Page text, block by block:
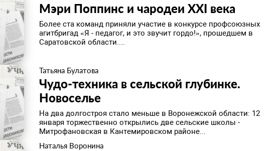
Мэри Поппинс и чародеи ХХI века
​Более ста команд приняли участие в конкурсе профсоюзных
агитбригад «Я - педагог, и это звучит гордо!», прошедшем в
Саратовской области....
Татьяна Булатова
Чудо-техника в сельской глубинке. ​
Новоселье
На два долгостроя стало меньше в Воронежской области: 12
января торжественно открылись две сельские школы -
Митрофановская в Кантемировском районе...
Наталья Воронина